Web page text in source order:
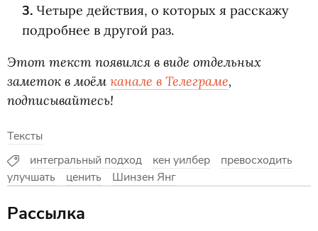
3.Четыре действия, о которых я расскажу
подробнее в другой раз.
Этот текст появился в виде отдельных
заметок в моём канале в Телеграме,
подписывайтесь!
Тексты
интегральный подход
кен уилбер
превосходить
улучшать
ценить Шинзен Янг
Рассылка